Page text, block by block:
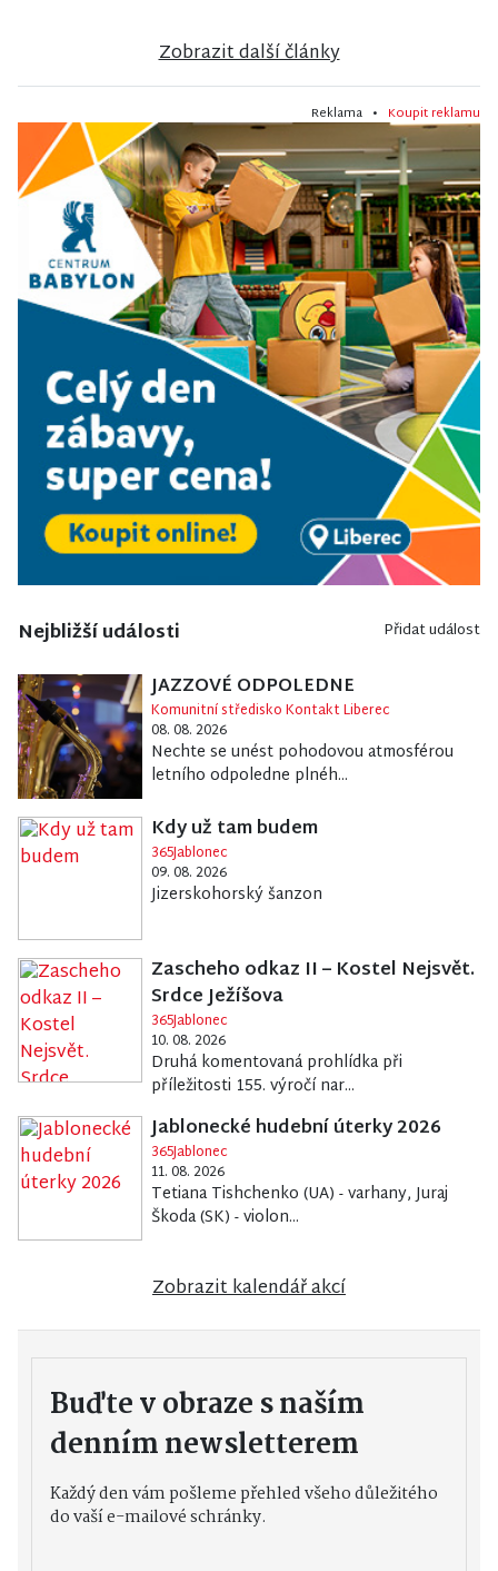
Zobrazit další články
Reklama • Koupit reklamu
Nejbližší události Přidat událost
JAZZOVÉ ODPOLEDNE
Komunitní středisko Kontakt Liberec
08. 08. 2026
Nechte se unést pohodovou atmosférou
letního odpoledne plnéh...
Kdy už tam budem
365Jablonec
09. 08. 2026
Jizerskohorský šanzon
Zascheho odkaz II – Kostel Nejsvět.
Srdce Ježíšova
365Jablonec
10. 08. 2026
Druhá komentovaná prohlídka při
příležitosti 155. výročí nar...
Jablonecké hudební úterky 2026
365Jablonec
11. 08. 2026
Tetiana Tishchenko (UA) - varhany, Juraj
Škoda (SK) - violon...
Zobrazit kalendář akcí
Buďte v obraze s naším
denním newsletterem
Každý den vám pošleme přehled všeho důležitého
do vaší e-mailové schránky.